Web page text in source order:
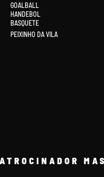
GOALBALL
HANDEBOL
BASQUETE
PEIXINHO DA VILA